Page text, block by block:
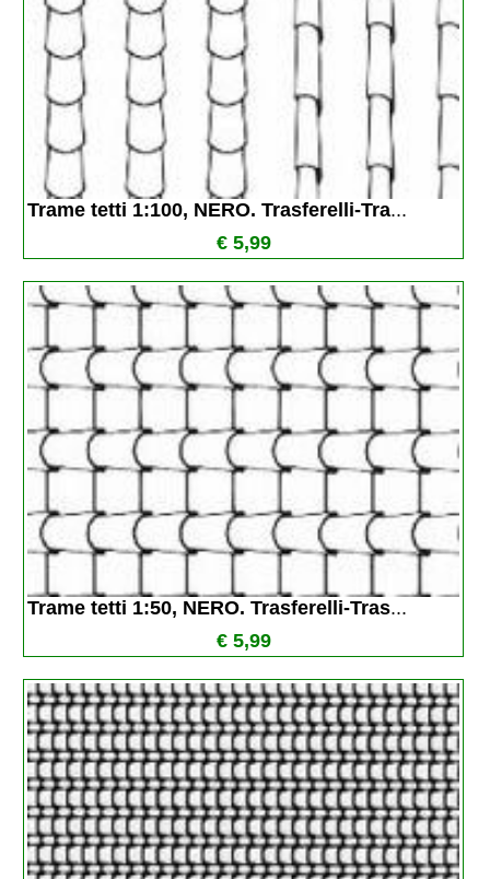
Trame tetti 1:100, NERO. Trasferelli-Tra...
€ 5,99
Trame tetti 1:50, NERO. Trasferelli-Tras...
€ 5,99